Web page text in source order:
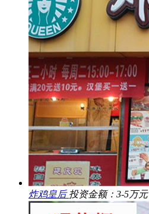
炸鸡皇后投资金额：3-5万元